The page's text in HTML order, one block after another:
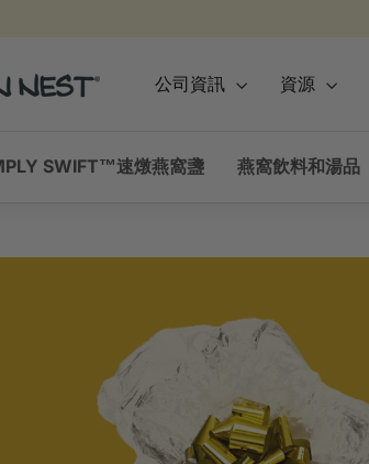
公司資訊 資源
SWIFT™速燉燕窩盞 燕窩飲料和湯品